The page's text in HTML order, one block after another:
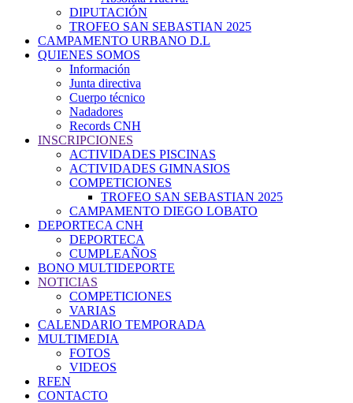
DIPUTACIÓN
TROFEO SAN SEBASTIAN 2025
CAMPAMENTO URBANO D.L
QUIENES SOMOS
Información
Junta directiva
Cuerpo técnico
Nadadores
Records CNH
INSCRIPCIONES
ACTIVIDADES PISCINAS
ACTIVIDADES GIMNASIOS
COMPETICIONES
TROFEO SAN SEBASTIAN 2025
CAMPAMENTO DIEGO LOBATO
DEPORTECA CNH
DEPORTECA
CUMPLEAÑOS
BONO MULTIDEPORTE
NOTICIAS
COMPETICIONES
VARIAS
CALENDARIO TEMPORADA
MULTIMEDIA
FOTOS
VIDEOS
RFEN
CONTACTO